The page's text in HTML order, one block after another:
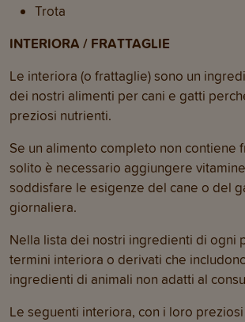
Trota
INTERIORA / FRATTAGLIE
Le interiora (o frattaglie) sono un
dei nostri alimenti per cani e gatti
preziosi nutrienti.
Se un alimento completo non contiene
solito è necessario aggiungere
soddisfare le esigenze del cane o del
giornaliera.
Nella lista dei nostri ingredienti di ogni
termini interiora o derivati che
ingredienti di animali non adatti al
Le seguenti interiora, con i loro